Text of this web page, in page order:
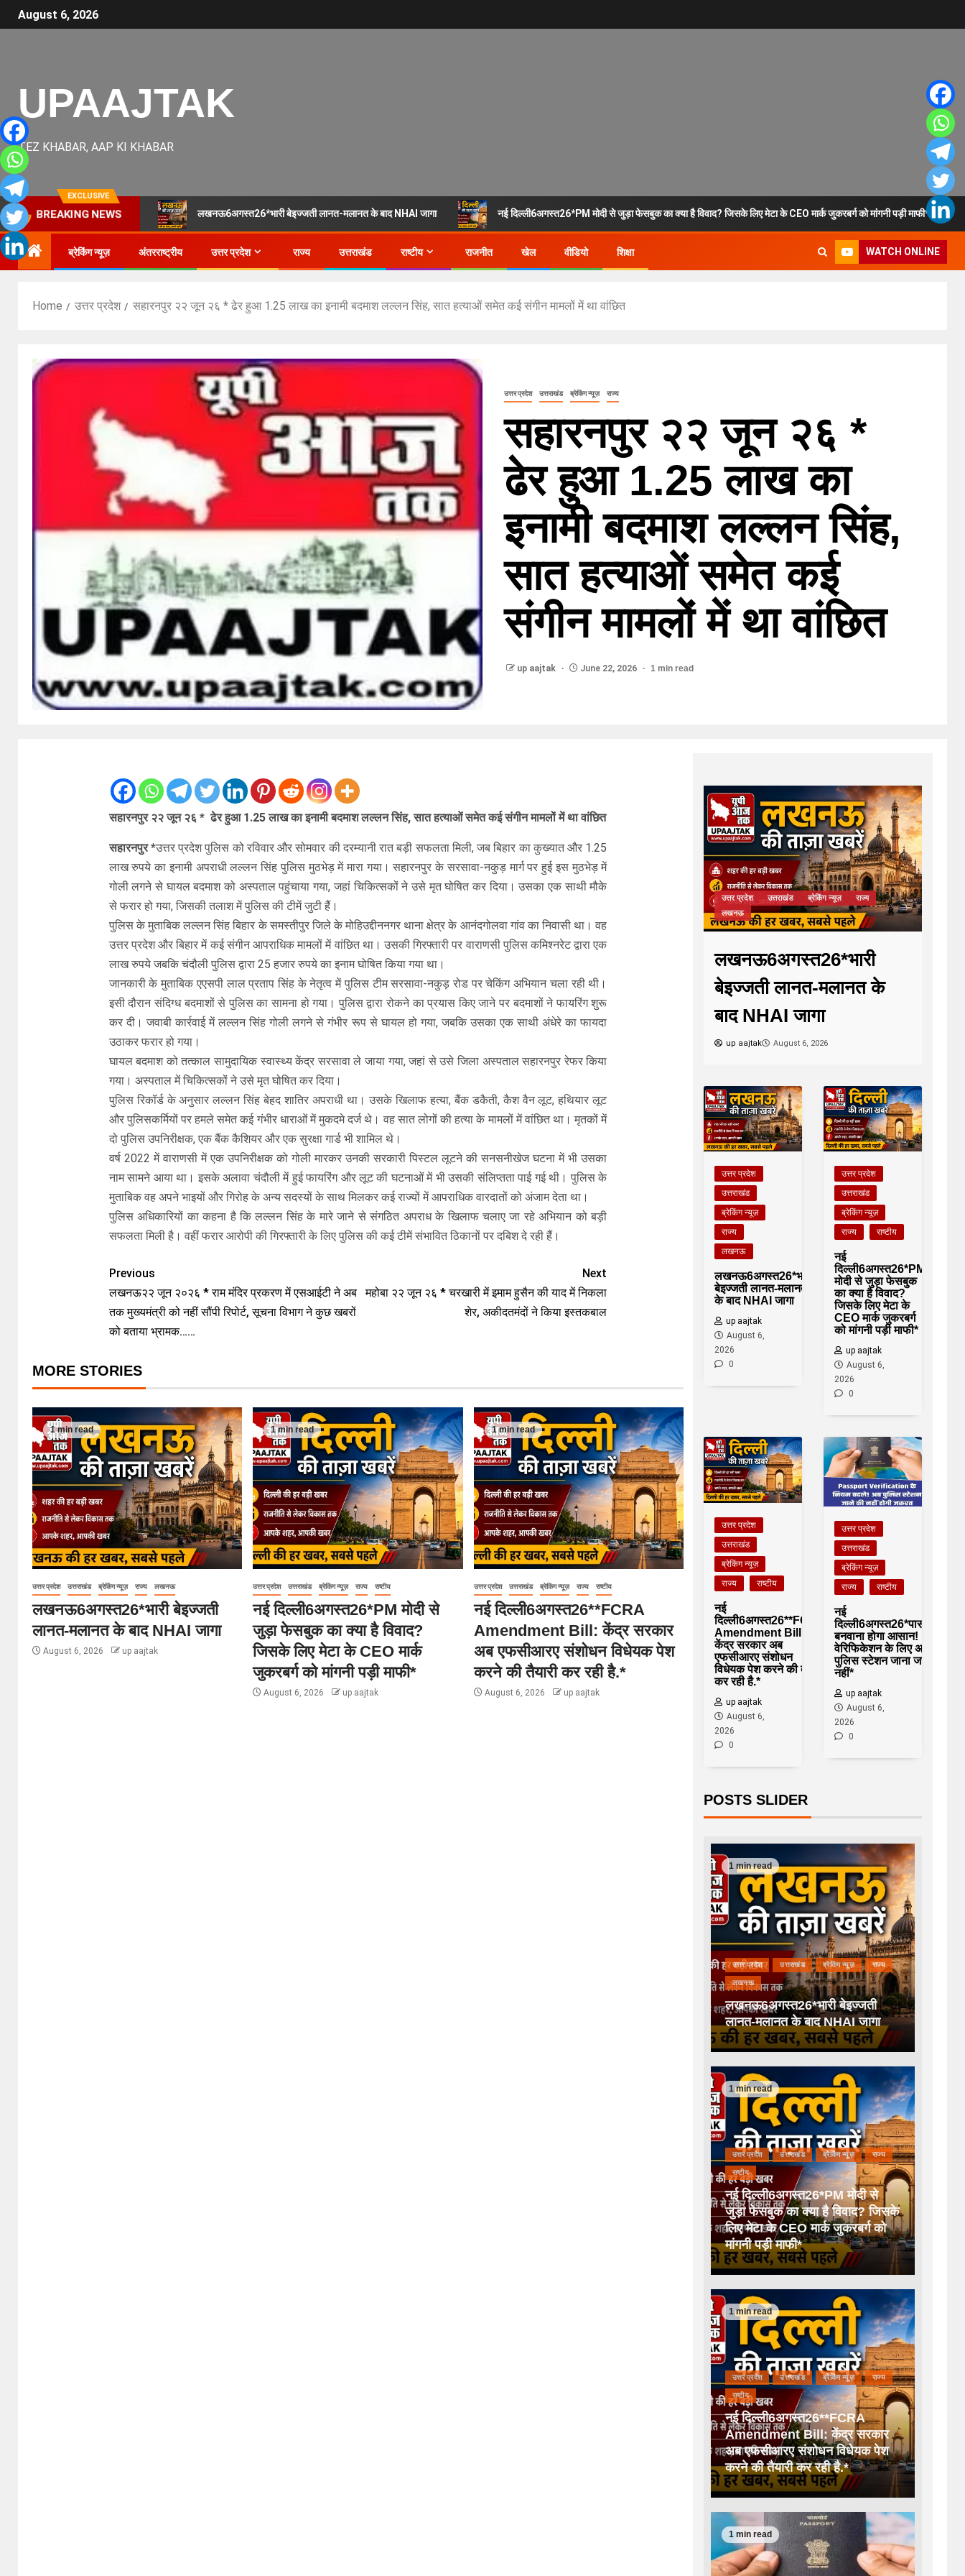
August 6, 2026
UPAAJTAK
TEZ KHABAR, AAP KI KHABAR
EXCLUSIVE
BREAKING NEWS लखनऊ6अगस्त26*भारी बेइज्जती लानत-मलानत के बाद NHAI जागा नई दिल्ली6अगस्त26*PM मोदी से जुड़ा फेसबुक का क्या है विवाद? जिसके लिए मेटा के CEO मार्क जुकरबर्ग को मांगनी पड़ी माफी*
ब्रेकिंग न्यूज़ अंतरराष्ट्रीय उत्तर प्रदेश राज्य उत्तराखंड राष्टीय राजनीत खेल वीडियो शिक्षा WATCH ONLINE
Home उत्तर प्रदेश सहारनपुर २२ जून २६ * ढेर हुआ 1.25 लाख का इनामी बदमाश लल्लन सिंह, सात हत्याओं समेत कई संगीन मामलों में था वांछित
उत्तर प्रदेश उत्तराखंड ब्रेकिंग न्यूज़ राज्य
सहारनपुर २२ जून २६ *
ढेर हुआ 1.25 लाख का
इनामी बदमाश लल्लन सिंह,
सात हत्याओं समेत कई
संगीन मामलों में था वांछित
up aajtak June 22, 2026 1 min read
सहारनपुर २२ जून २६ * ढेर हुआ 1.25 लाख का इनामी बदमाश लल्लन सिंह, सात हत्याओं समेत कई संगीन मामलों में था वांछित
सहारनपुर *उत्तर प्रदेश पुलिस को रविवार और सोमवार की दरम्यानी रात बड़ी सफलता मिली, जब बिहार का कुख्यात और 1.25
लाख रुपये का इनामी अपराधी लल्लन सिंह पुलिस मुठभेड़ में मारा गया। सहारनपुर के सरसावा-नकुड़ मार्ग पर हुई इस मुठभेड़ में
गोली लगने से घायल बदमाश को अस्पताल पहुंचाया गया, जहां चिकित्सकों ने उसे मृत घोषित कर दिया। उसका एक साथी मौके
से फरार हो गया, जिसकी तलाश में पुलिस की टीमें जुटी हैं।
पुलिस के मुताबिक लल्लन सिंह बिहार के समस्तीपुर जिले के मोहिउद्दीननगर थाना क्षेत्र के आनंदगोलवा गांव का निवासी था। वह
उत्तर प्रदेश और बिहार में कई संगीन आपराधिक मामलों में वांछित था। उसकी गिरफ्तारी पर वाराणसी पुलिस कमिश्नरेट द्वारा एक
लाख रुपये जबकि चंदौली पुलिस द्वारा 25 हजार रुपये का इनाम घोषित किया गया था।
जानकारी के मुताबिक एएसपी लाल प्रताप सिंह के नेतृत्व में पुलिस टीम सरसावा-नकुड़ रोड पर चेकिंग अभियान चला रही थी।
इसी दौरान संदिग्ध बदमाशों से पुलिस का सामना हो गया। पुलिस द्वारा रोकने का प्रयास किए जाने पर बदमाशों ने फायरिंग शुरू
कर दी। जवाबी कार्रवाई में लल्लन सिंह गोली लगने से गंभीर रूप से घायल हो गया, जबकि उसका एक साथी अंधेरे का फायदा
उठाकर फरार हो गया।
घायल बदमाश को तत्काल सामुदायिक स्वास्थ्य केंद्र सरसावा ले जाया गया, जहां से उसे जिला अस्पताल सहारनपुर रेफर किया
गया। अस्पताल में चिकित्सकों ने उसे मृत घोषित कर दिया।
पुलिस रिकॉर्ड के अनुसार लल्लन सिंह बेहद शातिर अपराधी था। उसके खिलाफ हत्या, बैंक डकैती, कैश वैन लूट, हथियार लूट
और पुलिसकर्मियों पर हमले समेत कई गंभीर धाराओं में मुकदमे दर्ज थे। वह सात लोगों की हत्या के मामलों में वांछित था। मृतकों में
दो पुलिस उपनिरीक्षक, एक बैंक कैशियर और एक सुरक्षा गार्ड भी शामिल थे।
वर्ष 2022 में वाराणसी में एक उपनिरीक्षक को गोली मारकर उनकी सरकारी पिस्टल लूटने की सनसनीखेज घटना में भी उसका
नाम सामने आया था। इसके अलावा चंदौली में हुई फायरिंग और लूट की घटनाओं में भी उसकी संलिप्तता पाई गई थी। पुलिस के
मुताबिक वह अपने भाइयों और गिरोह के अन्य सदस्यों के साथ मिलकर कई राज्यों में आपराधिक वारदातों को अंजाम देता था।
पुलिस अधिकारियों का कहना है कि लल्लन सिंह के मारे जाने से संगठित अपराध के खिलाफ चलाए जा रहे अभियान को बड़ी
सफलता मिली है। वहीं फरार आरोपी की गिरफ्तारी के लिए पुलिस की कई टीमें संभावित ठिकानों पर दबिश दे रही हैं।
Previous
लखनऊ२२ जून २०२६ * राम मंदिर प्रकरण में एसआईटी ने अब
तक मुख्यमंत्री को नहीं सौंपी रिपोर्ट, सूचना विभाग ने कुछ खबरों
को बताया भ्रामक……
Next
महोबा २२ जून २६ * चरखारी में इमाम हुसैन की याद में निकला
शेर, अकीदतमंदों ने किया इस्तकबाल
MORE STORIES
1 min read
उत्तर प्रदेश उत्तराखंड ब्रेकिंग न्यूज़ राज्य लखनऊ
लखनऊ6अगस्त26*भारी बेइज्जती
लानत-मलानत के बाद NHAI जागा
August 6, 2026 up aajtak
1 min read
उत्तर प्रदेश उत्तराखंड ब्रेकिंग न्यूज़ राज्य राष्टीय
नई दिल्ली6अगस्त26*PM मोदी से
जुड़ा फेसबुक का क्या है विवाद?
जिसके लिए मेटा के CEO मार्क
जुकरबर्ग को मांगनी पड़ी माफी*
August 6, 2026 up aajtak
1 min read
उत्तर प्रदेश उत्तराखंड ब्रेकिंग न्यूज़ राज्य राष्टीय
नई दिल्ली6अगस्त26**FCRA
Amendment Bill: केंद्र सरकार
अब एफसीआरए संशोधन विधेयक पेश
करने की तैयारी कर रही है.*
August 6, 2026 up aajtak
उत्तर प्रदेश उत्तराखंड ब्रेकिंग न्यूज़
राज्य
लखनऊ
लखनऊ6अगस्त26*भारी
बेइज्जती लानत-मलानत के
बाद NHAI जागा
up aajtak August 6, 2026
उत्तर प्रदेश
उत्तराखंड
ब्रेकिंग न्यूज़
राज्य
लखनऊ
लखनऊ6अगस्त26*भारी
बेइज्जती लानत-मलानत
के बाद NHAI जागा
up aajtak
August 6,
2026
0
उत्तर प्रदेश
उत्तराखंड
ब्रेकिंग न्यूज़
राज्य
राष्टीय
नई
दिल्ली6अगस्त26*PM
मोदी से जुड़ा फेसबुक
का क्या है विवाद?
जिसके लिए मेटा के
CEO मार्क जुकरबर्ग
को मांगनी पड़ी माफी*
up aajtak
August 6,
2026
0
उत्तर प्रदेश
उत्तराखंड
ब्रेकिंग न्यूज़
राज्य
राष्टीय
नई
दिल्ली6अगस्त26**FCRA
Amendment Bill:
केंद्र सरकार अब
एफसीआरए संशोधन
विधेयक पेश करने की तैयारी
कर रही है.*
up aajtak
August 6,
2026
0
उत्तर प्रदेश
उत्तराखंड
ब्रेकिंग न्यूज़
राज्य
राष्टीय
नई
दिल्ली6अगस्त26*पासपोर्ट
बनवाना होगा आसान!
वेरिफिकेशन के लिए अब
पुलिस स्टेशन जाना जरूरी
नहीं*
up aajtak
August 6,
2026
0
POSTS SLIDER
1 min read
उत्तर प्रदेश उत्तराखंड ब्रेकिंग न्यूज़ राज्य
लखनऊ
लखनऊ6अगस्त26*भारी बेइज्जती
लानत-मलानत के बाद NHAI जागा
1 min read
उत्तर प्रदेश उत्तराखंड ब्रेकिंग न्यूज़ राज्य
राष्टीय
नई दिल्ली6अगस्त26*PM मोदी से
जुड़ा फेसबुक का क्या है विवाद? जिसके
लिए मेटा के CEO मार्क जुकरबर्ग को
मांगनी पड़ी माफी*
1 min read
उत्तर प्रदेश उत्तराखंड ब्रेकिंग न्यूज़ राज्य
राष्टीय
नई दिल्ली6अगस्त26**FCRA
Amendment Bill: केंद्र सरकार
अब एफसीआरए संशोधन विधेयक पेश
करने की तैयारी कर रही है.*
1 min read